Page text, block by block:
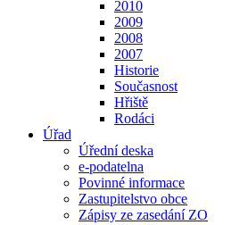
2010
2009
2008
2007
Historie
Současnost
Hřiště
Rodáci
Úřad
Úřední deska
e-podatelna
Povinné informace
Zastupitelstvo obce
Zápisy ze zasedání ZO